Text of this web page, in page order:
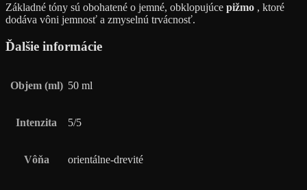
Základné tóny sú obohatené o jemné, obklopujúce pižmo , ktoré
dodáva vôni jemnosť a zmyselnú trvácnosť.
Ďalšie informácie
Objem (ml) 50 ml
Intenzita 5/5
Vôňa orientálne-drevité